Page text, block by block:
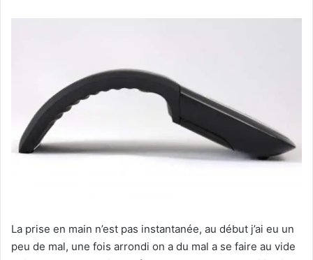
La prise en main n’est pas instantanée, au début j’ai eu un
peu de mal, une fois arrondi on a du mal a se faire au vide